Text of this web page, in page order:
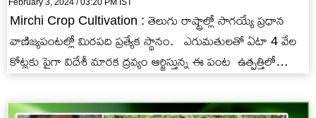
February 3, 2024 / 03:20 PM IST
Mirchi Crop Cultivation : తెలుగు రాష్ట్రాల్లో సాగయ్యే ప్రధాన
వాణిజ్యపంటల్లో మిరపది ప్రత్యేక స్థానం. ఎగుమతులతో ఏటా 4 వేల
కోట్లకు పైగా విదేశీ మారక ద్రవ్యం ఆర్జిస్తున్న ఈ పంట ఉత్పత్తిలో…